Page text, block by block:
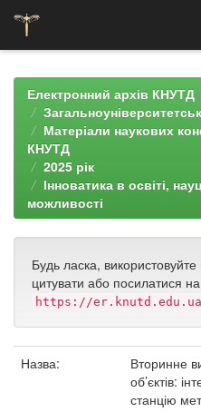
navigationЕлектронний архів КНУТД
Матеріали наукових
КНУТД
2025 рік
Інноватика в освіті,
можливості
Будь ласка,
цитувати або посилатися
https://er.knutd.edu.ua/
Назва:
Вторинне
об’єктів:
станцію